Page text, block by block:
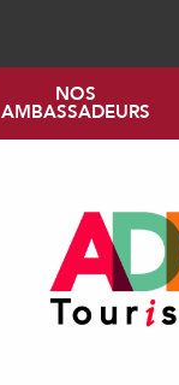
NOS
AMBASSADEURS